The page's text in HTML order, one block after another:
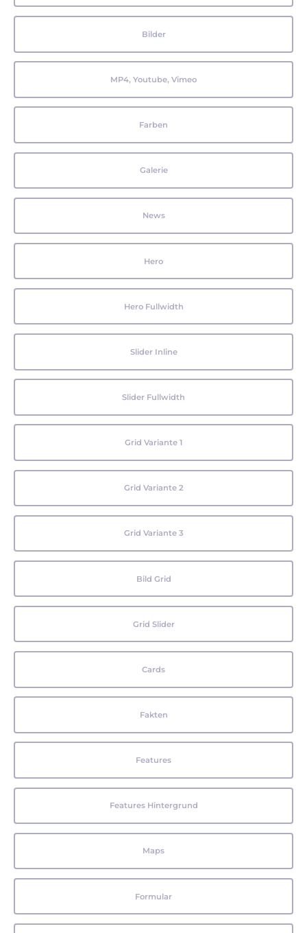
Bilder
MP4, Youtube, Vimeo
Farben
Galerie
News
Hero
Hero Fullwidth
Slider Inline
Slider Fullwidth
Grid Variante 1
Grid Variante 2
Grid Variante 3
Bild Grid
Grid Slider
Cards
Fakten
Features
Features Hintergrund
Maps
Formular